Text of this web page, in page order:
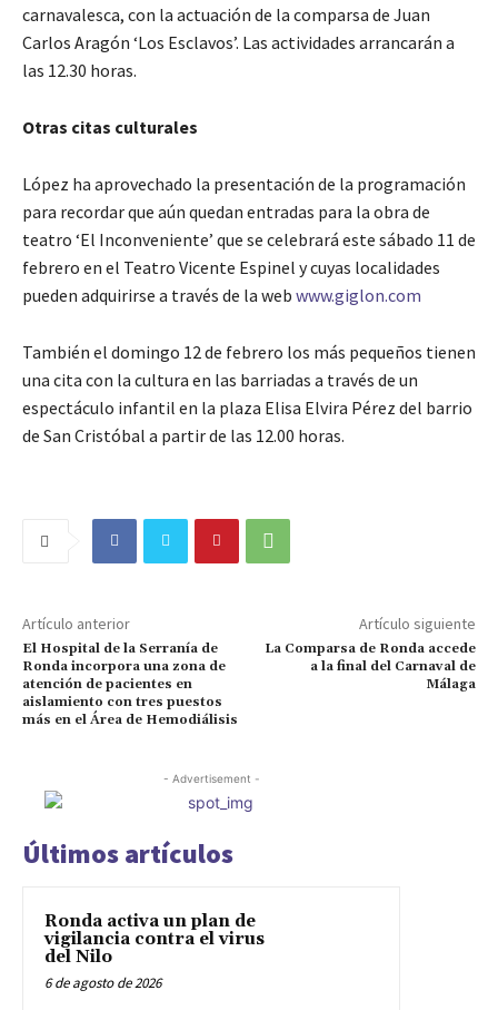
carnavalesca, con la actuación de la comparsa de Juan
Carlos Aragón ‘Los Esclavos’. Las actividades arrancarán a
las 12.30 horas.
Otras citas culturales
López ha aprovechado la presentación de la programación
para recordar que aún quedan entradas para la obra de
teatro ‘El Inconveniente’ que se celebrará este sábado 11 de
febrero en el Teatro Vicente Espinel y cuyas localidades
pueden adquirirse a través de la web www.giglon.com
También el domingo 12 de febrero los más pequeños tienen
una cita con la cultura en las barriadas a través de un
espectáculo infantil en la plaza Elisa Elvira Pérez del barrio
de San Cristóbal a partir de las 12.00 horas.
Artículo anterior
El Hospital de la Serranía de
Ronda incorpora una zona de
atención de pacientes en
aislamiento con tres puestos
más en el Área de Hemodiálisis
Artículo siguiente
La Comparsa de Ronda accede
a la final del Carnaval de
Málaga
- Advertisement -
Últimos artículos
Ronda activa un plan de
vigilancia contra el virus
del Nilo
6 de agosto de 2026